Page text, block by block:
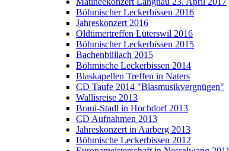
Böhmischer Leckerbissen 2016
Jahreskonzert 2016
Oldtimertreffen Lüterswil 2016
Böhmischer Leckerbissen 2015
Bachenbüllach 2015
Böhmische Leckerbissen 2014
Blaskapellen Treffen in Naters
CD Taufe 2014 "Blasmusikvergnügen"
Wallisreise 2013
Braui-Stadl in Hochdorf 2013
CD Aufnahmen 2013
Jahreskonzert in Aarberg 2013
Böhmische Leckerbissen 2012